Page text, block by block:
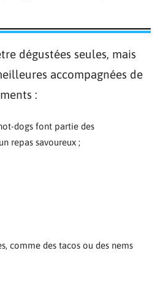
dégustées seules, mais
accompagnées de
:
dogs font partie des
repas savoureux ;
comme des tacos ou des nems